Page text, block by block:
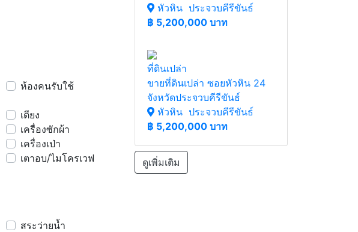
ห้องคนรับใช้
เตียง
เครื่องซักผ้า
เครื่องเป่า
เตาอบ/ไมโครเวฟ
สระว่ายน้ำ
หัวหิน ประจวบคีรีขันธ์
฿ 5,200,000 บาท
ที่ดินเปล่า
ขายที่ดินเปล่า ซอยหัวหิน 24
จังหวัดประจวบคีรีขันธ์
หัวหิน ประจวบคีรีขันธ์
฿ 5,200,000 บาท
ดูเพิ่มเติม